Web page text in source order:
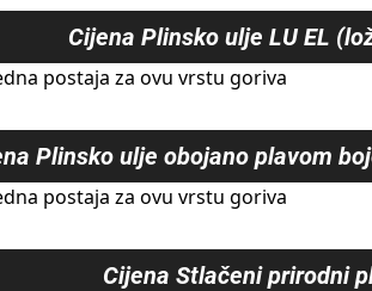
Cijena Plinsko ulje LU EL
postaja za ovu vrstu goriva
Plinsko ulje obojano plavom
postaja za ovu vrstu goriva
Cijena Stlačeni prirodni